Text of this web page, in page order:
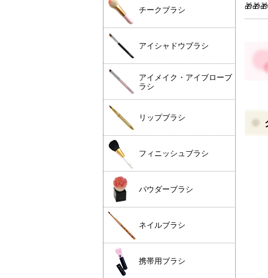
チークブラシ
アイシャドウブラシ
アイメイク・アイブローブ
ラシ
リップブラシ
フィニッシュブラシ
パウダーブラシ
ネイルブラシ
携帯用ブラシ